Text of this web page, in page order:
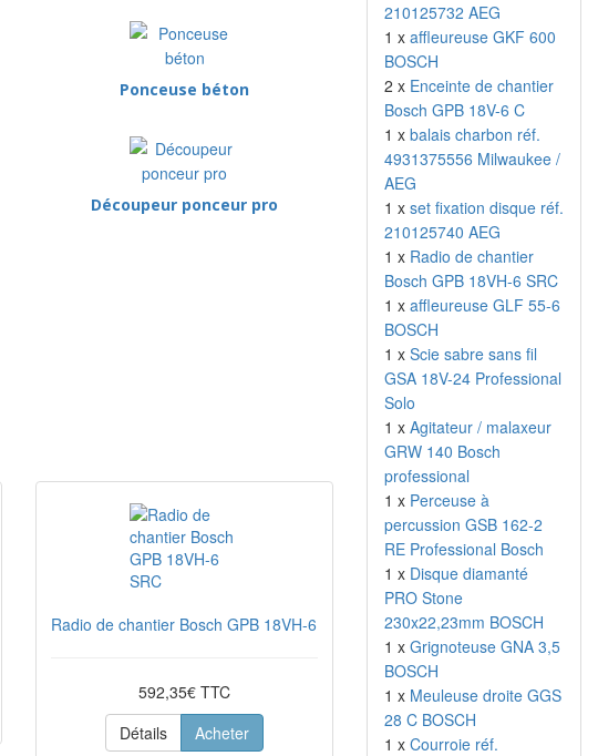
Ponceuse béton
Découpeur ponceur pro
Radio de chantier Bosch GPB 18VH-6 SRC
592,35€ TTC
Détails
Acheter
210125732 AEG
1 x affleureuse GKF 600
BOSCH
2 x Enceinte de chantier
Bosch GPB 18V-6 C
1 x balais charbon réf.
4931375556 Milwaukee /
AEG
1 x set fixation disque réf.
210125740 AEG
1 x Radio de chantier
Bosch GPB 18VH-6 SRC
1 x affleureuse GLF 55-6
BOSCH
1 x Scie sabre sans fil
GSA 18V-24 Professional
Solo
1 x Agitateur / malaxeur
GRW 140 Bosch
professional
1 x Perceuse à
percussion GSB 162-2
RE Professional Bosch
1 x Disque diamanté
PRO Stone
230x22,23mm BOSCH
1 x Grignoteuse GNA 3,5
BOSCH
1 x Meuleuse droite GGS
28 C BOSCH
1 x Courroie réf.